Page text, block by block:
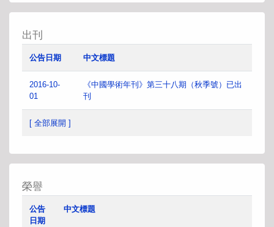
出刊
公告日期 中文標題
2016-10-
01
《中國學術年刊》第三十八期（秋季號）已出
刊
[ 全部展開 ]
榮譽
公告
日期
中文標題